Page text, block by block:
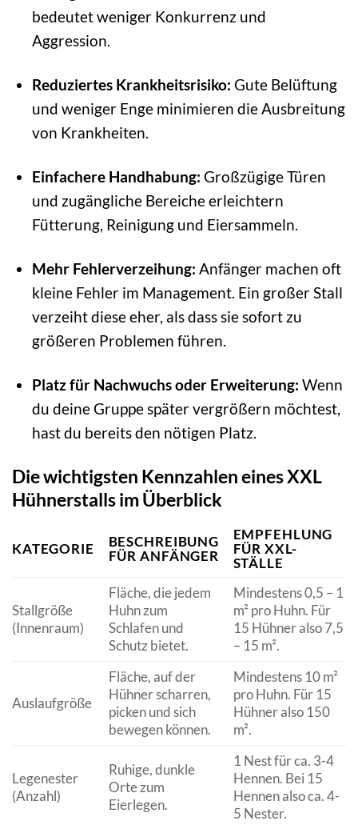
bedeutet weniger Konkurrenz und
Aggression.
Reduziertes Krankheitsrisiko: Gute Belüftung
und weniger Enge minimieren die Ausbreitung
von Krankheiten.
Einfachere Handhabung: Großzügige Türen
und zugängliche Bereiche erleichtern
Fütterung, Reinigung und Eiersammeln.
Mehr Fehlerverzeihung: Anfänger machen oft
kleine Fehler im Management. Ein großer Stall
verzeiht diese eher, als dass sie sofort zu
größeren Problemen führen.
Platz für Nachwuchs oder Erweiterung: Wenn
du deine Gruppe später vergrößern möchtest,
hast du bereits den nötigen Platz.
Die wichtigsten Kennzahlen eines XXL
Hühnerstalls im Überblick
KATEGORIE
BESCHREIBUNG
FÜR ANFÄNGER
EMPFEHLUNG
FÜR XXL-
STÄLLE
Stallgröße
(Innenraum)
Fläche, die jedem
Huhn zum
Schlafen und
Schutz bietet.
Mindestens 0,5 – 1
m² pro Huhn. Für
15 Hühner also 7,5
– 15 m².
Auslaufgröße
Fläche, auf der
Hühner scharren,
picken und sich
bewegen können.
Mindestens 10 m²
pro Huhn. Für 15
Hühner also 150
m².
Legenester
(Anzahl)
Ruhige, dunkle
Orte zum
Eierlegen.
1 Nest für ca. 3-4
Hennen. Bei 15
Hennen also ca. 4-
5 Nester.